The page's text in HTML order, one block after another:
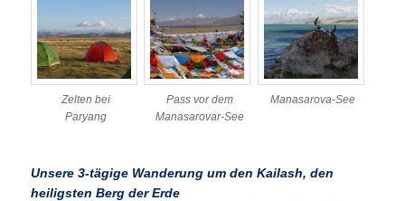
Zelten bei
Paryang
Pass vor dem
Manasarovar-See
Manasarova-See
Unsere 3-tägige Wanderung um den Kailash, den
heiligsten Berg der Erde